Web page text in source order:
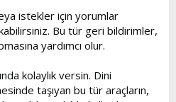
istekler için yorumlar
Bu tür geri bildirimler,
yardımcı olur.
kolaylık versin. Dini
taşıyan bu tür araçların,